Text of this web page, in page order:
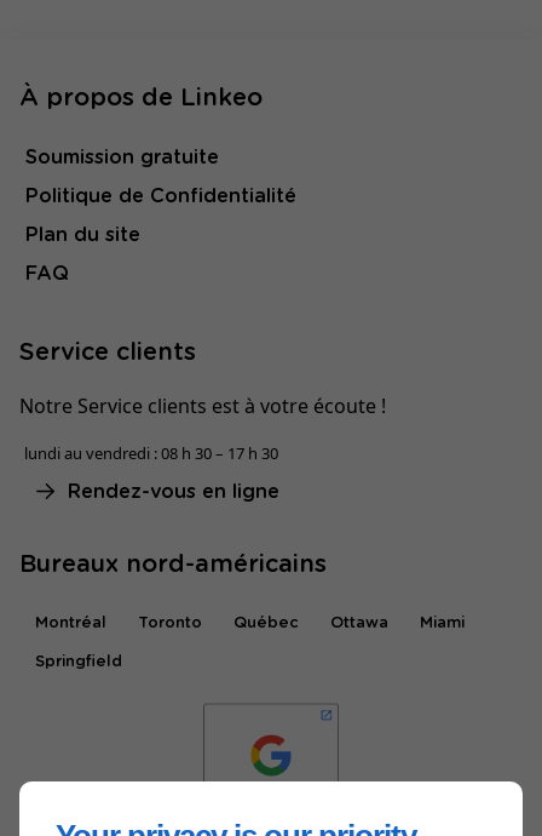
À propos de Linkeo
Soumission gratuite
Politique de Confidentialité
Plan du site
FAQ
Service clients
Notre Service clients est à votre écoute !
lundi au vendredi : 08 h 30 – 17 h 30
Rendez-vous en ligne
Bureaux nord-américains
Montréal Toronto Québec Ottawa Miami
Springfield